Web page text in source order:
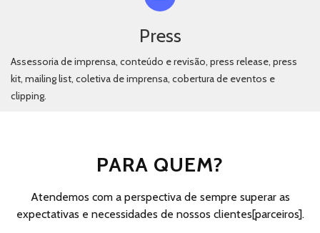
Press
Assessoria de imprensa, conteúdo e revisão, press release, press
kit, mailing list, coletiva de imprensa, cobertura de eventos e
clipping.
PARA QUEM?
Atendemos com a perspectiva de sempre superar as
expectativas e necessidades de nossos clientes[parceiros].